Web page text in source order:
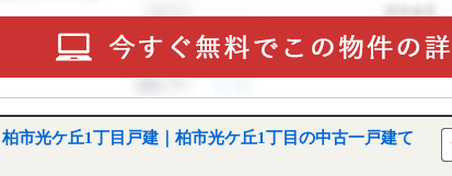
柏市光ケ丘1丁目戸建｜柏市光ケ丘1丁目の中古一戸建て